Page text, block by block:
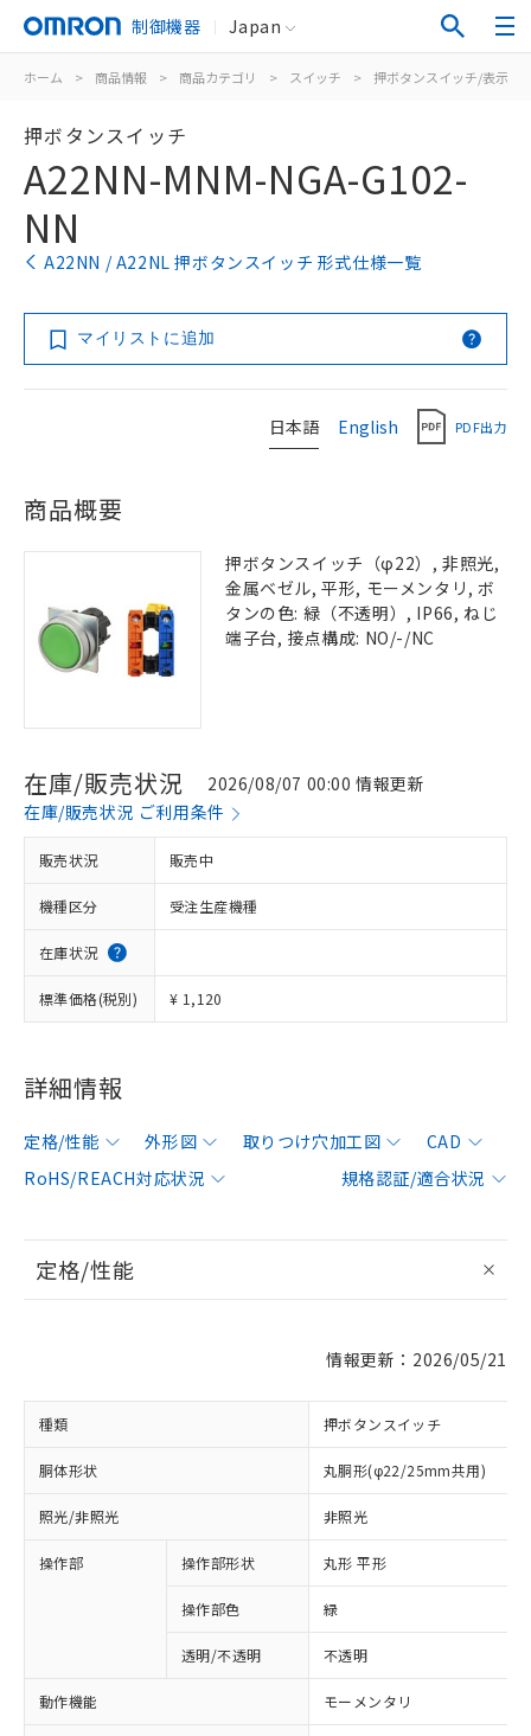
制御機器 Japan
ホーム > 商品情報 > 商品カテゴリ > スイッチ > 押ボタンスイッチ/表示灯
押ボタンスイッチ
A22NN-MNM-NGA-G102-
NN
A22NN / A22NL 押ボタンスイッチ 形式仕様一覧
マイリストに追加
日本語 English PDF出力
商品概要
押ボタンスイッチ（φ22）, 非照光,
金属ベゼル, 平形, モーメンタリ, ボ
タンの色: 緑（不透明）, IP66, ねじ
端子台, 接点構成: NO/-/NC
在庫/販売状況
2026/08/07 00:00 情報更新
在庫/販売状況 ご利用条件
販売状況 販売中
機種区分 受注生産機種
在庫状況
標準価格(税別) ¥ 1,120
詳細情報
定格/性能 外形図 取りつけ穴加工図
CAD
RoHS/REACH対応状況
規格認証/適合状況
定格/性能
情報更新：2026/05/21
種類 押ボタンスイッチ
胴体形状 丸胴形(φ22/25mm共用)
照光/非照光 非照光
操作部 操作部形状 丸形 平形
操作部色 緑
透明/不透明 不透明
動作機能 モーメンタリ